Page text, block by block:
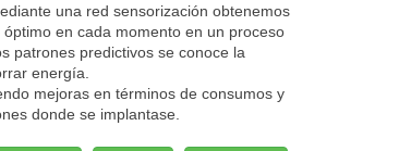
una red sensorización obtenemos
en cada momento en un proceso
patrones predictivos se conoce la
energía.
mejoras en términos de consumos y
donde se implantase.